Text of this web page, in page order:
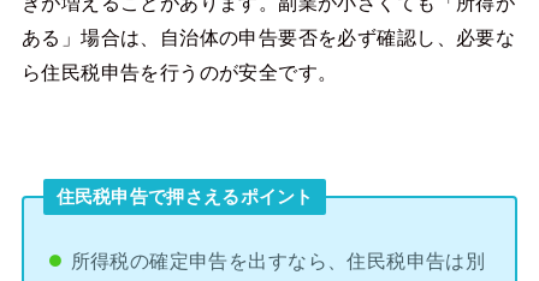
ある」場合は、自治体の申告要否を必ず確認し、必要な
ら住民税申告を行うのが安全です。
住民税申告で押さえるポイント
所得税の確定申告を出すなら、住民税申告は別